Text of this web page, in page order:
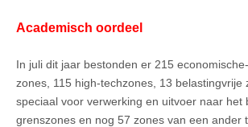
Academisch oordeel
In juli dit jaar bestonden er 215
zones, 115 high-techzones, 13 belastingvrije
speciaal voor verwerking en uitvoer naar het
grenszones en nog 57 zones van een ander